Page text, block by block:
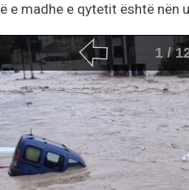
e madhe e qytetit është nën